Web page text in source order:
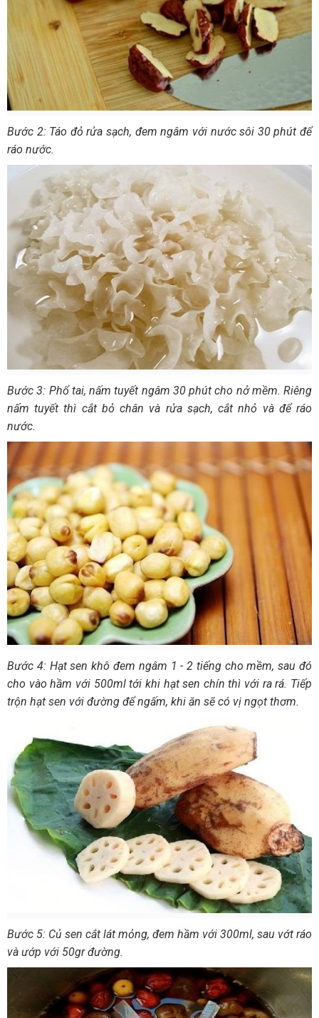
Bước 2: Táo đỏ rửa sạch, đem ngâm với nước sôi 30 phút để
ráo nước.
Bước 3: Phổ tai, nấm tuyết ngâm 30 phút cho nở mềm. Riêng
nấm tuyết thì cắt bỏ chân và rửa sạch, cắt nhỏ và để ráo
nước.
Bước 4: Hạt sen khô đem ngâm 1 - 2 tiếng cho mềm, sau đó
cho vào hầm với 500ml tới khi hạt sen chín thì với ra rá. Tiếp
trộn hạt sen với đường để ngấm, khi ăn sẽ có vị ngọt thơm.
Bước 5: Củ sen cắt lát mỏng, đem hầm với 300ml, sau vớt ráo
và ướp với 50gr đường.